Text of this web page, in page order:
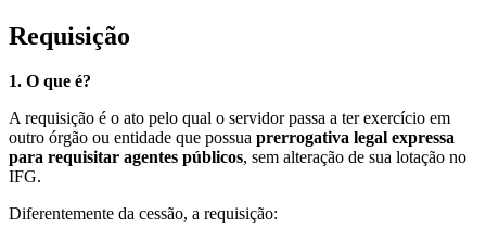
Requisição
1. O que é?
A requisição é o ato pelo qual o servidor passa a ter exercício em
outro órgão ou entidade que possua prerrogativa legal expressa
para requisitar agentes públicos, sem alteração de sua lotação no
IFG.
Diferentemente da cessão, a requisição: